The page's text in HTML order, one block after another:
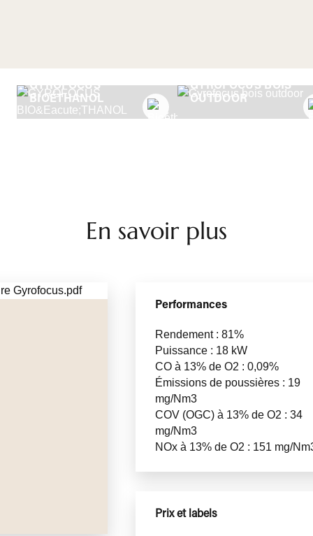
GYROFOCUS
BIOÉTHANOL
GYROFOCUS BOIS
OUTDOOR
En savoir plus
Performances
Rendement : 81%
Puissance : 18 kW
CO à 13% de O2 : 0,09%
Émissions de poussières : 19
mg/Nm3
COV (OGC) à 13% de O2 : 34
mg/Nm3
NOx à 13% de O2 : 151 mg/
Prix et labels